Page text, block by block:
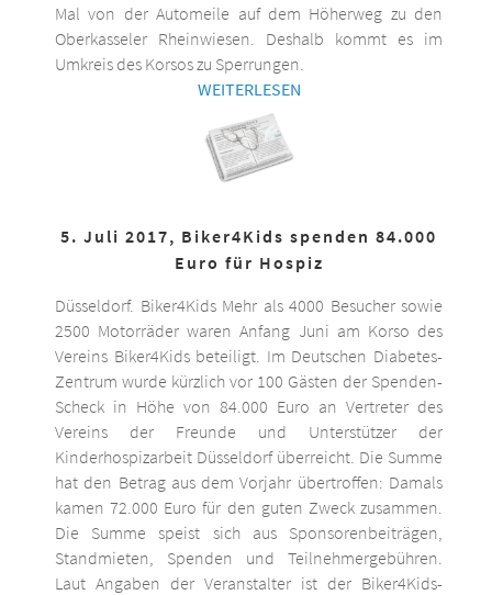
Mal von der Automeile auf dem Höherweg zu den
Oberkasseler Rheinwiesen. Deshalb kommt es im
Umkreis des Korsos zu Sperrungen.
WEITERLESEN
5. Juli 2017, Biker4Kids spenden 84.000
Euro für Hospiz
Düsseldorf. Biker4Kids Mehr als 4000 Besucher sowie
2500 Motorräder waren Anfang Juni am Korso des
Vereins Biker4Kids beteiligt. Im Deutschen Diabetes-
Zentrum wurde kürzlich vor 100 Gästen der Spenden-
Scheck in Höhe von 84.000 Euro an Vertreter des
Vereins der Freunde und Unterstützer der
Kinderhospizarbeit Düsseldorf überreicht. Die Summe
hat den Betrag aus dem Vorjahr übertroffen: Damals
kamen 72.000 Euro für den guten Zweck zusammen.
Die Summe speist sich aus Sponsorenbeiträgen,
Standmieten, Spenden und Teilnehmergebühren.
Laut Angaben der Veranstalter ist der Biker4Kids-